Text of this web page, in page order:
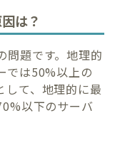
は？
問題です。地理的
では50%以上の
して、地理的に最
以下のサーバ